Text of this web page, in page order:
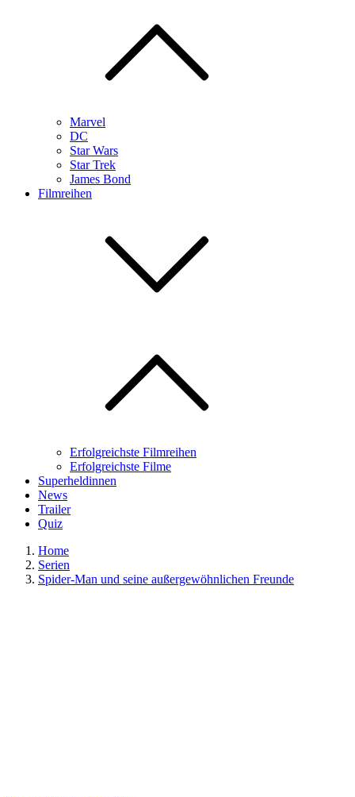
Marvel
DC
Star Wars
Star Trek
James Bond
Filmreihen
Erfolgreichste Filmreihen
Erfolgreichste Filme
Superheldinnen
News
Trailer
Quiz
Home
Serien
Spider-Man und seine außergewöhnlichen Freunde